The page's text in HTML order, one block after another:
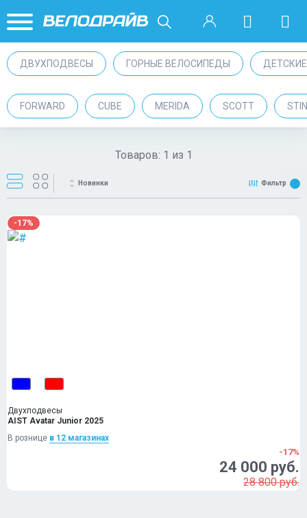
ДВУХПОДВЕСЫ ГОРНЫЕ ВЕЛОСИПЕДЫ
FORWARD CUBE MERIDA SCOTT
Товаров: 1 из 1
Новинки Фильтр
-17%
Двухподвесы
AIST Avatar Junior 2025
В рознице в 12 магазинах
-17%
24 000 руб.
28 800 руб.